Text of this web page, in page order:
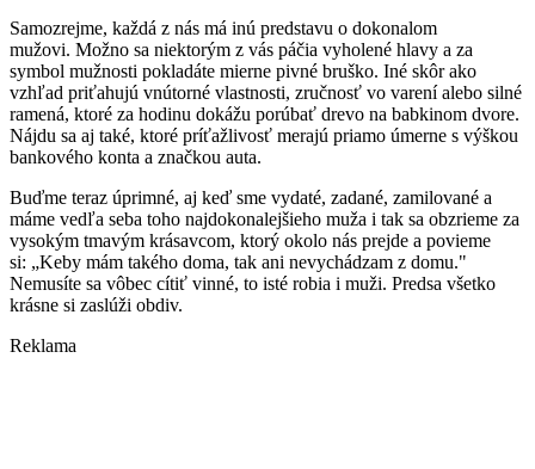
Samozrejme, každá z nás má inú predstavu o dokonalom
mužovi. Možno sa niektorým z vás páčia vyholené hlavy a za
symbol mužnosti pokladáte mierne pivné bruško. Iné skôr ako
vzhľad priťahujú vnútorné vlastnosti, zručnosť vo varení alebo silné
ramená, ktoré za hodinu dokážu porúbať drevo na babkinom dvore.
Nájdu sa aj také, ktoré príťažlivosť merajú priamo úmerne s výškou
bankového konta a značkou auta.
Buďme teraz úprimné, aj keď sme vydaté, zadané, zamilované a
máme vedľa seba toho najdokonalejšieho muža i tak sa obzrieme za
vysokým tmavým krásavcom, ktorý okolo nás prejde a povieme
si: „Keby mám takého doma, tak ani nevychádzam z domu."
Nemusíte sa vôbec cítiť vinné, to isté robia i muži. Predsa všetko
krásne si zaslúži obdiv.
Reklama